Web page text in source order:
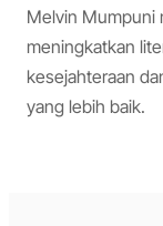
Melvin Mumpuni
meningkatkan
kesejahteraan
yang lebih baik.